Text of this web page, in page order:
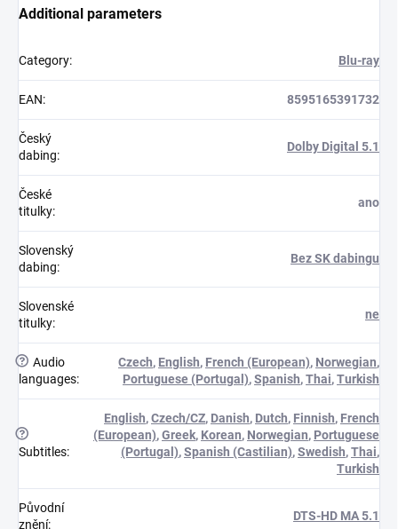
Additional parameters
Category: Blu-ray
EAN: 8595165391732
Český
dabing:
Dolby Digital 5.1
České
titulky:
ano
Slovenský
dabing:
Bez SK dabingu
Slovenské
titulky:
ne
? Audio
languages:
Czech, English, French (European), Norwegian,
Portuguese (Portugal),Spanish,Thai,Turkish
?
Subtitles:
English,Czech/CZ, Danish, Dutch, Finnish, French
(European),Greek, Korean, Norwegian, Portuguese
(Portugal),Spanish (Castilian),Swedish,Thai,
Turkish
Původní
znění:
DTS-HD MA 5.1